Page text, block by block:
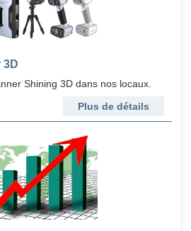
3D
Shining 3D dans nos locaux.
Plus de détails